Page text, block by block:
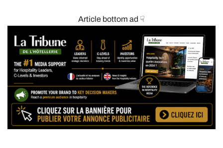
Article bottom ad ☟